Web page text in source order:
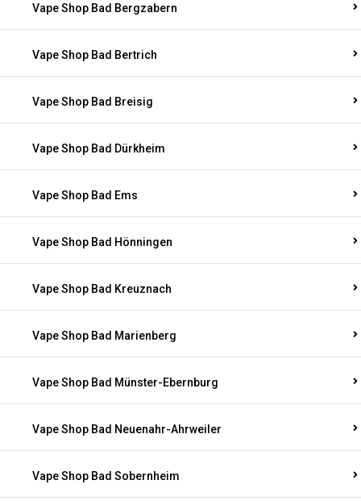
Vape Shop Bad Bergzabern
Vape Shop Bad Bertrich
Vape Shop Bad Breisig
Vape Shop Bad Dürkheim
Vape Shop Bad Ems
Vape Shop Bad Hönningen
Vape Shop Bad Kreuznach
Vape Shop Bad Marienberg
Vape Shop Bad Münster-Ebernburg
Vape Shop Bad Neuenahr-Ahrweiler
Vape Shop Bad Sobernheim